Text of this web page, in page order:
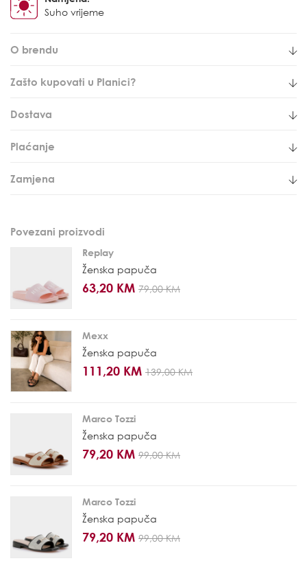
Suho vrijeme
O brendu
Zašto kupovati u Planici?
Dostava
Plaćanje
Zamjena
Povezani proizvodi
Replay
Ženska papuča
63,20 KM 79,00 KM
Mexx
Ženska papuča
111,20 KM 139,00 KM
Marco Tozzi
Ženska papuča
79,20 KM 99,00 KM
Marco Tozzi
Ženska papuča
79,20 KM 99,00 KM